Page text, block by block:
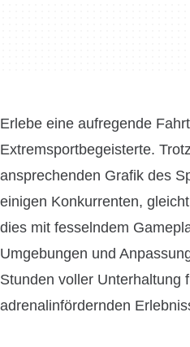
Erlebe eine aufregende
Extremsportbegeisterte.
ansprechenden Grafik des
einigen Konkurrenten,
dies mit fesselndem
Umgebungen und
Stunden voller Unterhaltung
adrenalinfördernden